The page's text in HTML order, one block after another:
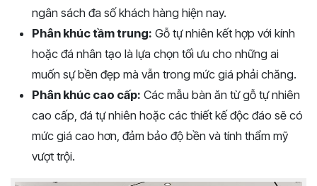
ngân sách đa số khách hàng hiện nay.
Phân khúc tầm trung: Gỗ tự nhiên kết hợp với kính
hoặc đá nhân tạo là lựa chọn tối ưu cho những ai
muốn sự bền đẹp mà vẫn trong mức giá phải chăng.
Phân khúc cao cấp: Các mẫu bàn ăn từ gỗ tự nhiên
cao cấp, đá tự nhiên hoặc các thiết kế độc đáo sẽ có
mức giá cao hơn, đảm bảo độ bền và tính thẩm mỹ
vượt trội.